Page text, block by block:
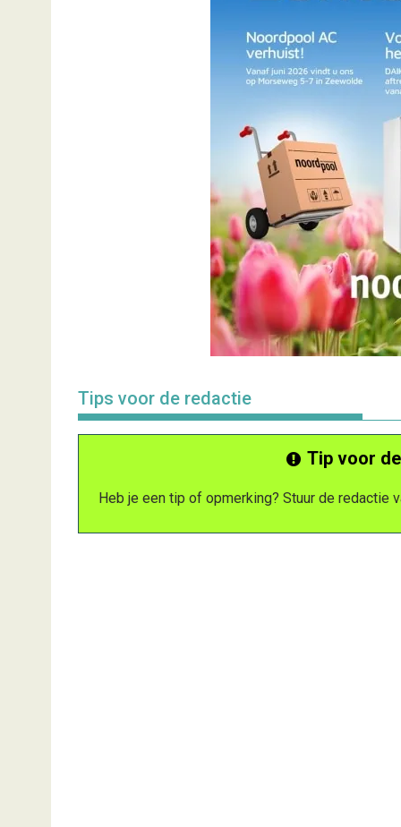
Tips voor de redactie
Tip voor
Heb je een tip of opmerking? Stuur de redactie